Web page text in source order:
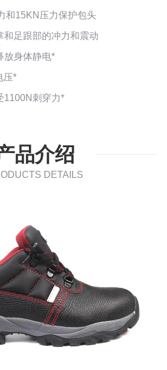
和15KN压力保护包头
和足跟部的冲力和震动
放身体静电*
压*
1100N刺穿力*
品介绍
DETAILS